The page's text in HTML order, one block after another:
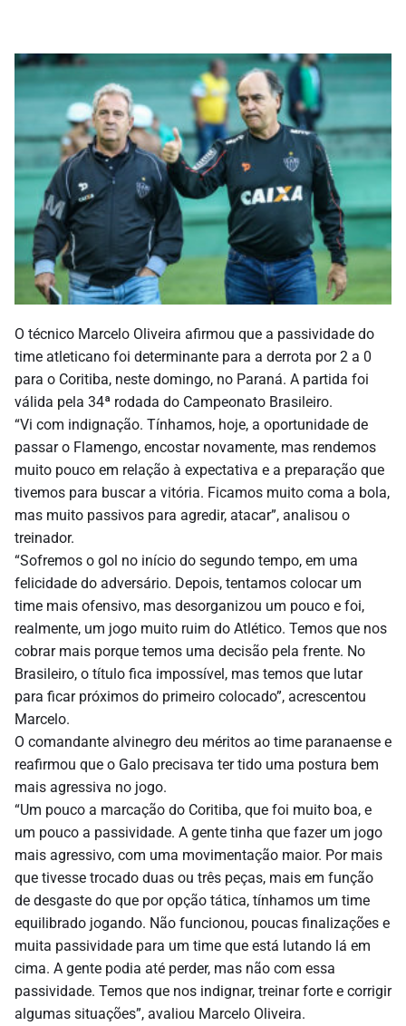
O técnico Marcelo Oliveira afirmou que a passividade do
time atleticano foi determinante para a derrota por 2 a 0
para o Coritiba, neste domingo, no Paraná. A partida foi
válida pela 34ª rodada do Campeonato Brasileiro.
“Vi com indignação. Tínhamos, hoje, a oportunidade de
passar o Flamengo, encostar novamente, mas rendemos
muito pouco em relação à expectativa e a preparação que
tivemos para buscar a vitória. Ficamos muito coma a bola,
mas muito passivos para agredir, atacar”, analisou o
treinador.
“Sofremos o gol no início do segundo tempo, em uma
felicidade do adversário. Depois, tentamos colocar um
time mais ofensivo, mas desorganizou um pouco e foi,
realmente, um jogo muito ruim do Atlético. Temos que nos
cobrar mais porque temos uma decisão pela frente. No
Brasileiro, o título fica impossível, mas temos que lutar
para ficar próximos do primeiro colocado”, acrescentou
Marcelo.
O comandante alvinegro deu méritos ao time paranaense e
reafirmou que o Galo precisava ter tido uma postura bem
mais agressiva no jogo.
“Um pouco a marcação do Coritiba, que foi muito boa, e
um pouco a passividade. A gente tinha que fazer um jogo
mais agressivo, com uma movimentação maior. Por mais
que tivesse trocado duas ou três peças, mais em função
de desgaste do que por opção tática, tínhamos um time
equilibrado jogando. Não funcionou, poucas finalizações e
muita passividade para um time que está lutando lá em
cima. A gente podia até perder, mas não com essa
passividade. Temos que nos indignar, treinar forte e corrigir
algumas situações”, avaliou Marcelo Oliveira.